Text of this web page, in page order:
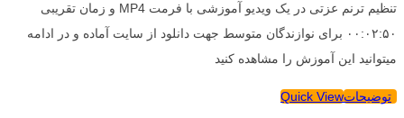
تنظیم ترنم عزتی در یک ویدیو آموزشی با فرمت MP4 و زمان تقریبی
۰۰:۰۲:۵۰ برای نوازندگان متوسط جهت دانلود از سایت آماده و در ادامه
میتوانید این آموزش را مشاهده کنید
توضیحاتQuick View